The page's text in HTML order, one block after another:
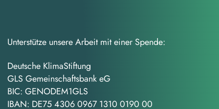
Unterstütze unsere Arbeit mit einer Spende:
Deutsche KlimaStiftung
GLS Gemeinschaftsbank eG
BIC: GENODEM1GLS
IBAN: DE75 4306 0967 1310 0190 00